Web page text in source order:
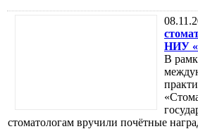
НИУ
В
стоматологам вручили почётные